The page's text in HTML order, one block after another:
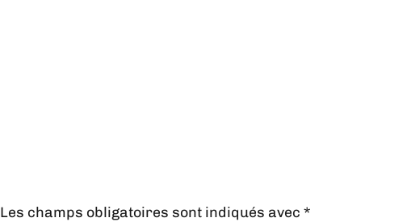
Les champs obligatoires sont indiqués avec *